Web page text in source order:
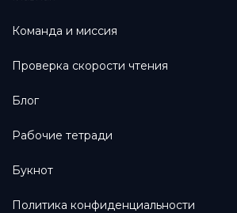
Команда и миссия
Проверка скорости чтения
Блог
Рабочие тетради
Букнот
Политика конфиденциальности